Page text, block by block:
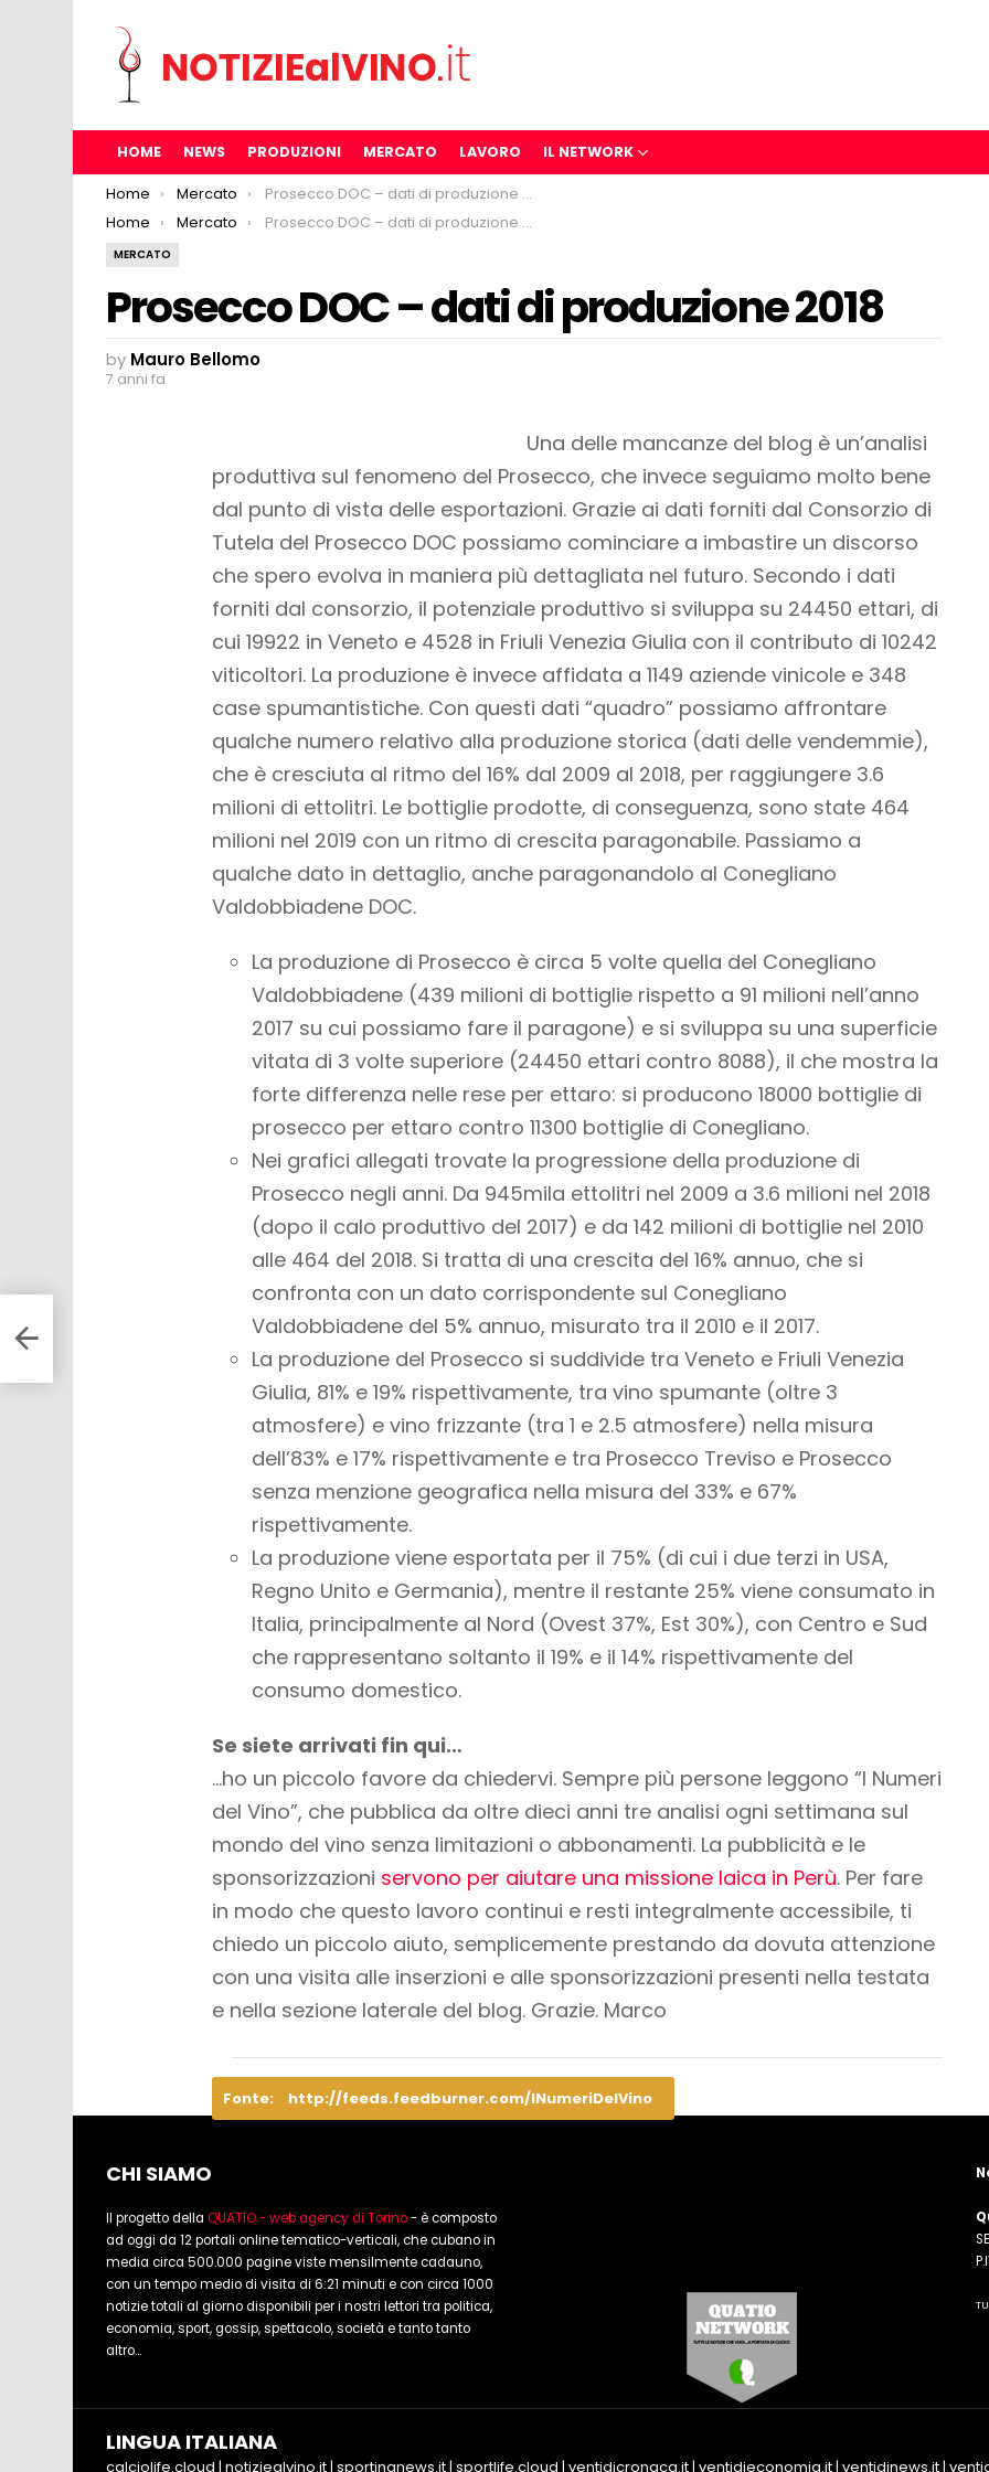
HOME NEWS PRODUZIONI MERCATO LAVORO IL NETWORK
You are here:
Home Mercato
Prosecco DOC – dati di produzione 2018
You are here:
Home Mercato Prosecco DOC – dati di produzione 2018
MERCATO
Prosecco DOC – dati di produzione 2018
by Mauro Bellomo
7 anni fa
Una delle mancanze del blog è un’analisi
produttiva sul fenomeno del Prosecco, che invece seguiamo molto bene
dal punto di vista delle esportazioni. Grazie ai dati forniti dal Consorzio di
Tutela del Prosecco DOC possiamo cominciare a imbastire un discorso
che spero evolva in maniera più dettagliata nel futuro. Secondo i dati
forniti dal consorzio, il potenziale produttivo si sviluppa su 24450 ettari, di
cui 19922 in Veneto e 4528 in Friuli Venezia Giulia con il contributo di 10242
viticoltori. La produzione è invece affidata a 1149 aziende vinicole e 348
case spumantistiche. Con questi dati “quadro” possiamo affrontare
qualche numero relativo alla produzione storica (dati delle vendemmie),
che è cresciuta al ritmo del 16% dal 2009 al 2018, per raggiungere 3.6
milioni di ettolitri. Le bottiglie prodotte, di conseguenza, sono state 464
milioni nel 2019 con un ritmo di crescita paragonabile. Passiamo a
qualche dato in dettaglio, anche paragonandolo al Conegliano
Valdobbiadene DOC.
La produzione di Prosecco è circa 5 volte quella del Conegliano
Valdobbiadene (439 milioni di bottiglie rispetto a 91 milioni nell’anno
2017 su cui possiamo fare il paragone) e si sviluppa su una superficie
vitata di 3 volte superiore (24450 ettari contro 8088), il che mostra la
forte differenza nelle rese per ettaro: si producono 18000 bottiglie di
prosecco per ettaro contro 11300 bottiglie di Conegliano.
Nei grafici allegati trovate la progressione della produzione di
Prosecco negli anni. Da 945mila ettolitri nel 2009 a 3.6 milioni nel 2018
(dopo il calo produttivo del 2017) e da 142 milioni di bottiglie nel 2010
alle 464 del 2018. Si tratta di una crescita del 16% annuo, che si
confronta con un dato corrispondente sul Conegliano
Valdobbiadene del 5% annuo, misurato tra il 2010 e il 2017.
La produzione del Prosecco si suddivide tra Veneto e Friuli Venezia
Giulia, 81% e 19% rispettivamente, tra vino spumante (oltre 3
atmosfere) e vino frizzante (tra 1 e 2.5 atmosfere) nella misura
dell’83% e 17% rispettivamente e tra Prosecco Treviso e Prosecco
senza menzione geografica nella misura del 33% e 67%
rispettivamente.
La produzione viene esportata per il 75% (di cui i due terzi in USA,
Regno Unito e Germania), mentre il restante 25% viene consumato in
Italia, principalmente al Nord (Ovest 37%, Est 30%), con Centro e Sud
che rappresentano soltanto il 19% e il 14% rispettivamente del
consumo domestico.
Se siete arrivati fin qui…
…ho un piccolo favore da chiedervi. Sempre più persone leggono “I Numeri
del Vino”, che pubblica da oltre dieci anni tre analisi ogni settimana sul
mondo del vino senza limitazioni o abbonamenti. La pubblicità e le
sponsorizzazioni servono per aiutare una missione laica in Perù. Per fare
in modo che questo lavoro continui e resti integralmente accessibile, ti
chiedo un piccolo aiuto, semplicemente prestando da dovuta attenzione
con una visita alle inserzioni e alle sponsorizzazioni presenti nella testata
e nella sezione laterale del blog. Grazie. Marco
Fonte: http://feeds.feedburner.com/INumeriDelVino
CHI SIAMO
Il progetto della QUATIO - web agency di Torino- è composto
ad oggi da 12 portali online tematico-verticali, che cubano in
media circa 500.000 pagine viste mensilmente cadauno,
con un tempo medio di visita di 6:21 minuti e con circa 1000
notizie totali al giorno disponibili per i nostri lettori tra politica,
economia, sport, gossip, spettacolo, società e tanto tanto
altro...
LINGUA ITALIANA
calciolife.cloud | notiziealvino.it| sportingnews.it| sportlife.cloud | ventidicronaca.it| ventidieconomia.it| ventidinews.it|